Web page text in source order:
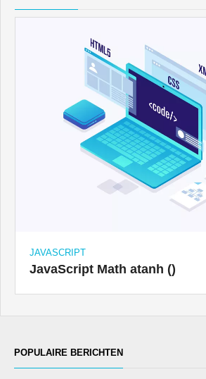
JAVASCRIPT
JavaScript Math atanh ()
POPULAIRE BERICHTEN